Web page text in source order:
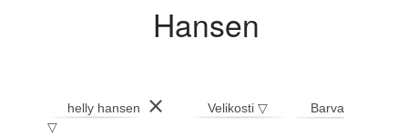
Hansen
helly hansen ⨯ Velikosti ▽
Barva
▽